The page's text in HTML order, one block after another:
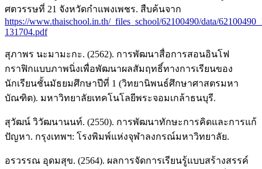
ศตวรรษที่ 21 จังหวัดกำแพงเพชร. สืบค้นจาก
https://www.thaischool.in.th/_files_school/62100490/data/
131704.pdf
สุภาพร นะมามะกะ. (2562). การพัฒนาสื่อการสอนอินโฟ
กราฟิกแบบภาพนิ่งเพื่อพัฒนาผลสัมฤทธิ์ทางการเรียนของ
นักเรียนชั้นมัธยมศึกษาปีที่ 1 (วิทยานิพนธ์ศึกษาศาสตรมหา
บัณฑิต). มหาวิทยาลัยเทคโนโลยีพระจอมเกล้าธนบุรี.
สุวัฒน์ วิวัฒนานนท์. (2550). การพัฒนาทักษะการคิดและการแก้
ปัญหา. กรุงเทพฯ: โรงพิมพ์แห่งจุฬาลงกรณ์มหาวิทยาลัย.
อรวรรณ อุดมสุข. (2564). ผลการจัดการเรียนรู้แบบสร้างสรรค์